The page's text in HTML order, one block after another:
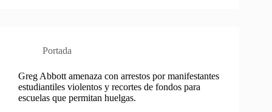
Portada
Greg Abbott amenaza con arrestos por manifestantes
estudiantiles violentos y recortes de fondos para
escuelas que permitan huelgas.